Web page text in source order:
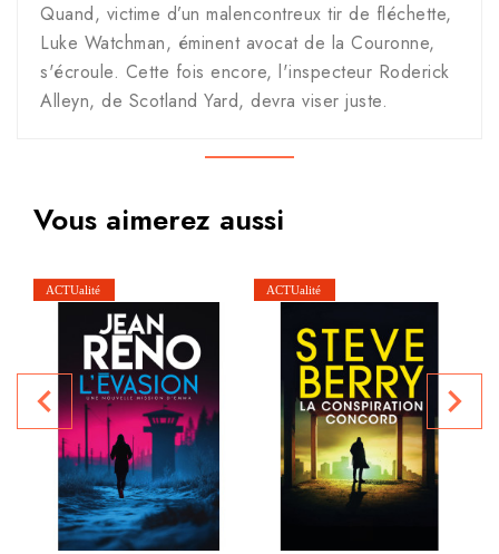
Quand, victime d’un malencontreux tir de fléchette,
Luke Watchman, éminent avocat de la Couronne,
s'écroule. Cette fois encore, l'inspecteur Roderick
Alleyn, de Scotland Yard, devra viser juste.
Vous aimerez aussi
navigate_before navigate_next